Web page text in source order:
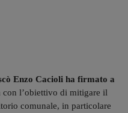
Enzo Cacioli ha firmato a
con l’obiettivo di mitigare il
comunale, in particolare